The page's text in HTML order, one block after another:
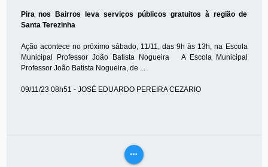
Pira nos Bairros leva serviços públicos gratuitos à região de
Santa Terezinha
Ação acontece no próximo sábado, 11/11, das 9h às 13h, na Escola
Municipal Professor João Batista Nogueira A Escola Municipal
Professor João Batista Nogueira, de ...
09/11/23 08h51 - JOSÉ EDUARDO PEREIRA CEZARIO
more_horiz